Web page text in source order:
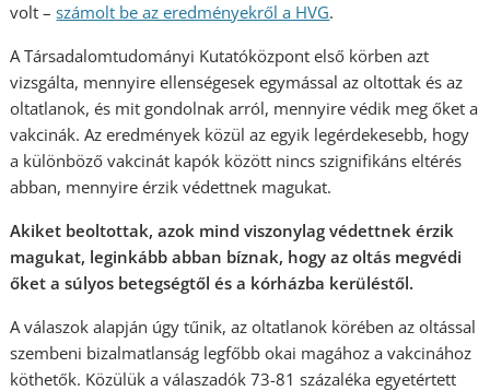
volt –számolt be az eredményekről a HVG.
A Társadalomtudományi Kutatóközpont első körben azt
vizsgálta, mennyire ellenségesek egymással az oltottak és az
oltatlanok, és mit gondolnak arról, mennyire védik meg őket a
vakcinák. Az eredmények közül az egyik legérdekesebb, hogy
a különböző vakcinát kapók között nincs szignifikáns eltérés
abban, mennyire érzik védettnek magukat.
Akiket beoltottak, azok mind viszonylag védettnek érzik
magukat, leginkább abban bíznak, hogy az oltás megvédi
őket a súlyos betegségtől és a kórházba kerüléstől.
A válaszok alapján úgy tűnik, az oltatlanok körében az oltással
szembeni bizalmatlanság legfőbb okai magához a vakcinához
köthetők. Közülük a válaszadók 73-81 százaléka egyetértett